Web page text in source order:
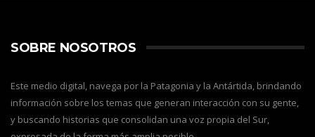
SOBRE NOSOTROS
Este medio digital, navega por la Patagonia y la Antártida, brindando
información sobre los temas que generan interacción con su gente,
y buscando historias que consolidan una voz propia del Sur,